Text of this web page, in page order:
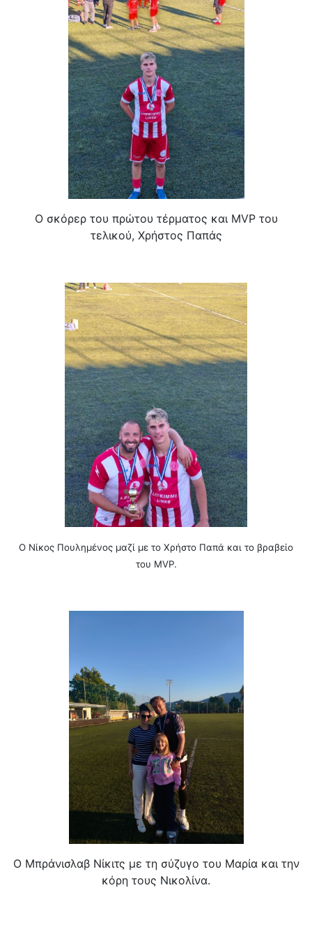
Ο σκόρερ του πρώτου τέρματος και MVP του
τελικού, Χρήστος Παπάς
Ο Νίκος Πουλημένος μαζί με το Χρήστο Παπά και το βραβείο
του MVP.
Ο Μπράνισλαβ Νίκιτς με τη σύζυγο του Μαρία και την
κόρη τους Νικολίνα.